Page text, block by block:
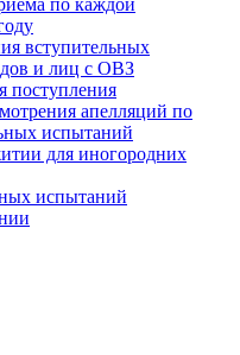
по каждой
вступительных
и лиц с ОВЗ
поступления
апелляций по
испытаний
для иногородних
испытаний